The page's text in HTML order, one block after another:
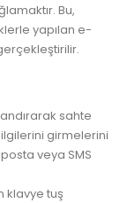
Bu,
yapılan e-
sahte
girmelerini
veya SMS
klavye tuş